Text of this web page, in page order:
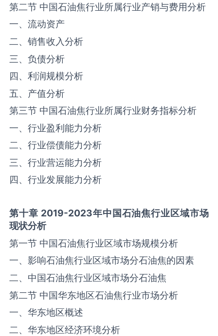
第二节 中国石油焦行业所属行业产销与费用分析
一、流动资产
二、销售收入分析
三、负债分析
四、利润规模分析
五、产值分析
第三节 中国石油焦行业所属行业财务指标分析
一、行业盈利能力分析
二、行业偿债能力分析
三、行业营运能力分析
四、行业发展能力分析
第十章 2019-2023年中国石油焦行业区域市场
现状分析
第一节 中国石油焦行业区域市场规模分析
一、影响石油焦行业区域市场分石油焦的因素
二、中国石油焦行业区域市场分石油焦
第二节 中国华东地区石油焦行业市场分析
一、华东地区概述
二、华东地区经济环境分析